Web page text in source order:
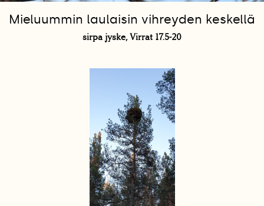
Mieluummin laulaisin vihreyden keskellä
sirpa jyske, Virrat 17.5-20